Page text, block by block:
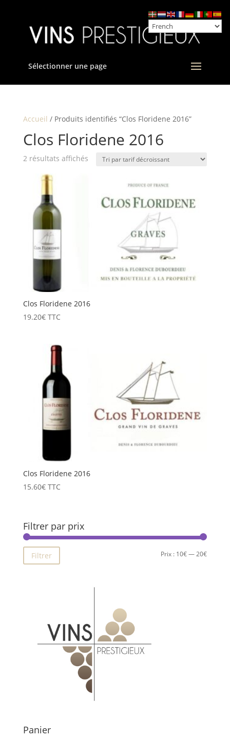
Sélectionner une page
Accueil / Produits identifiés “Clos Floridene 2016”
Clos Floridene 2016
2 résultats affichésTrié
Clos Floridene 2016
19.20€ TTC
Clos Floridene 2016
15.60€ TTC
Filtrer par prix
Prix
Prix
Filtrer Prix : 10€—20€
Panier